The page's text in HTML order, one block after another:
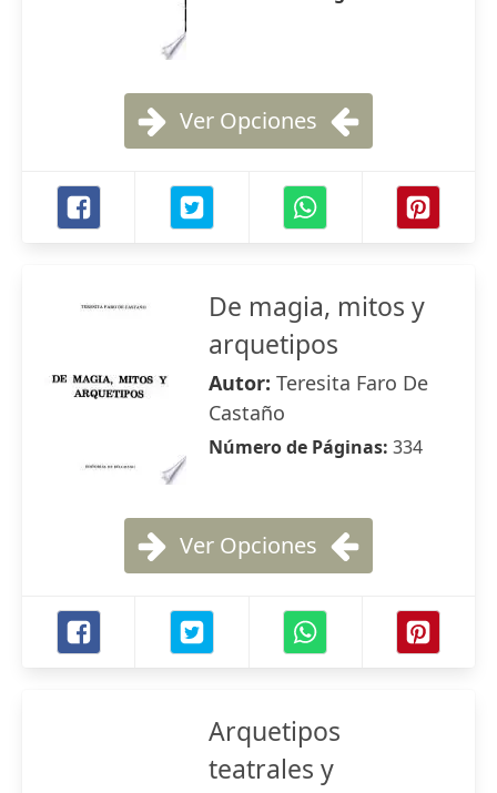
Ver Opciones
De magia, mitos y
arquetipos
Autor: Teresita Faro De
Castaño
Número de Páginas: 334
Ver Opciones
Arquetipos
teatrales y